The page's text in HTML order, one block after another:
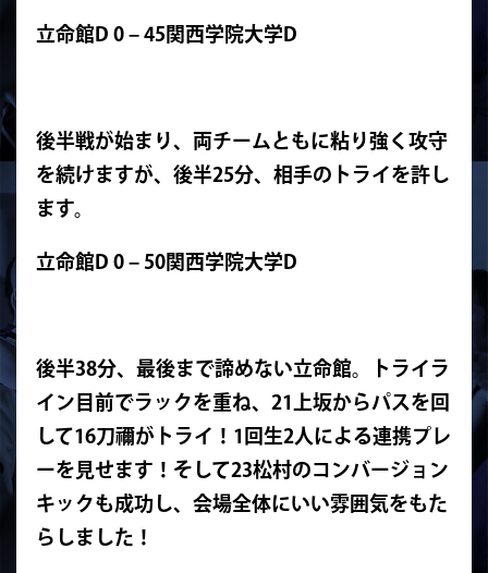
立命館D 0 – 45関西学院大学D
後半戦が始まり、両チームともに粘り強く攻守
を続けますが、後半25分、相手のトライを許し
ます。
立命館D 0 – 50関西学院大学D
後半38分、最後まで諦めない立命館。トライラ
イン目前でラックを重ね、21上坂からパスを回
して16刀禰がトライ！ 1回生2人による連携プレ
ーを見せます！ そして23松村のコンバージョン
キックも成功し、会場全体にいい雰囲気をもた
らしました！